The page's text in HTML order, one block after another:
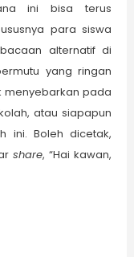
ini bisa terus
para siswa
alternatif di
yang ringan
menyebarkan pada
atau siapapun
ini. Boleh dicetak,
share, “Hai kawan,